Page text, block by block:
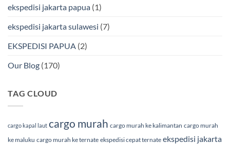
ekspedisi jakarta papua (1)
ekspedisi jakarta sulawesi (7)
EKSPEDISI PAPUA (2)
Our Blog (170)
TAG CLOUD
cargo kapal laut cargo murah cargo murah ke kalimantan cargo murah
ke maluku cargo murah ke ternate ekspedisi cepat ternate ekspedisi jakarta